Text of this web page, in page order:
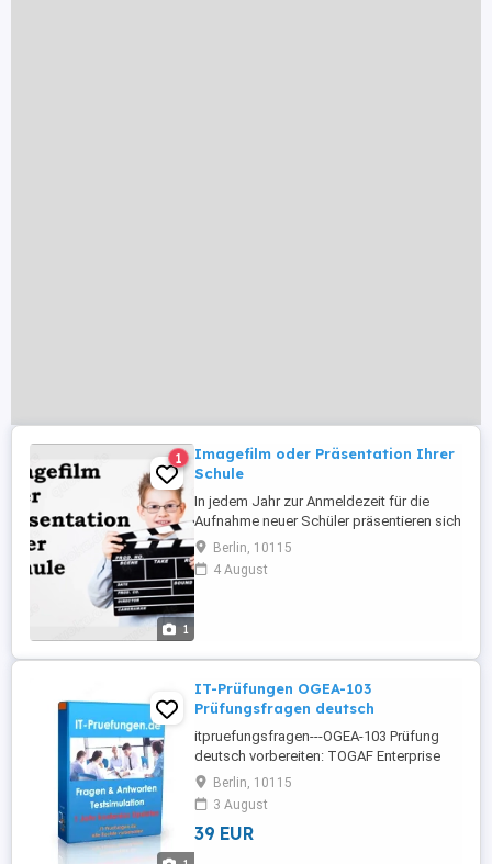
1
1
Imagefilm oder Präsentation Ihrer
Schule
In jedem Jahr zur Anmeldezeit für die
Aufnahme neuer Schüler präsentieren sich
viele Schulen mit einem Tag der offenen
Tür um sich kurz vorzustellen . Warum
geben Sie künftigen Schülerinnen und
Berlin, 10115
4 August
IT-Prüfungen OGEA-103
Prüfungsfragen deutsch
itpruefungsfragen---OGEA-103 Prüfung
deutsch vorbereiten: TOGAF Enterprise
Architecture Combined Part 1 and Part 2
Exam, Prüfungsfragen, Lernmaterial und
Unterlagen auf Deutsch. The Open Group
OGEA-103 Prüfung Deutsch TOGAF
Berlin, 10115
3 August
39 EUR